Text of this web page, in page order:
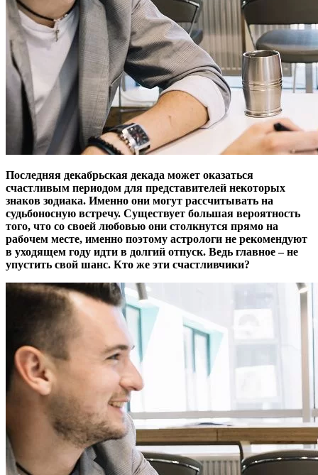
Последняя декабрьская декада может оказаться
счастливым периодом для представителей некоторых
знаков зодиака. Именно они могут рассчитывать на
судьбоносную встречу. Существует большая вероятность
того, что со своей любовью они столкнутся прямо на
рабочем месте, именно поэтому астрологи не рекомендуют
в уходящем году идти в долгий отпуск. Ведь главное – не
упустить свой шанс. Кто же эти счастливчики?